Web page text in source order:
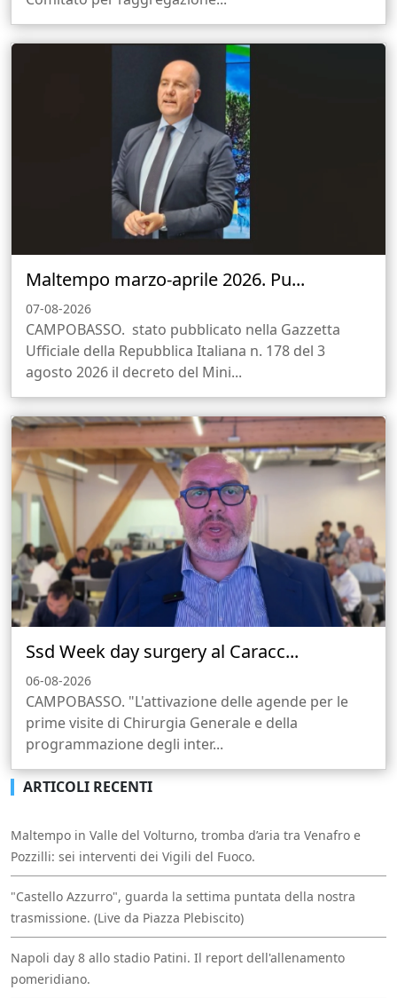
Maltempo marzo-aprile 2026. Pu...
07-08-2026
CAMPOBASSO. stato pubblicato nella Gazzetta
Ufficiale della Repubblica Italiana n. 178 del 3
agosto 2026 il decreto del Mini...
Ssd Week day surgery al Caracc...
06-08-2026
CAMPOBASSO. "L'attivazione delle agende per le
prime visite di Chirurgia Generale e della
programmazione degli inter...
ARTICOLI RECENTI
Maltempo in Valle del Volturno, tromba d’aria tra Venafro e
Pozzilli: sei interventi dei Vigili del Fuoco.
"Castello Azzurro", guarda la settima puntata della nostra
trasmissione. (Live da Piazza Plebiscito)
Napoli day 8 allo stadio Patini. Il report dell'allenamento
pomeridiano.